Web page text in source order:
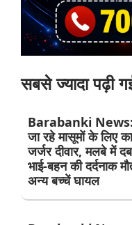
सबसे ज्यादा पढ़ी
Barabanki
जा रहे मासूमों के लिए
जर्जर दीवार, मलबे में
भाई-बहन की दर्दनाक
अन्य बच्चें घायल